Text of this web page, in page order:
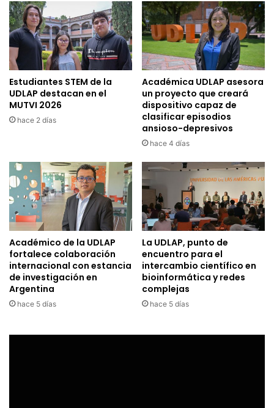
Estudiantes STEM de la
UDLAP destacan en el
MUTVI 2026
hace 2 días
Académica UDLAP asesora
un proyecto que creará
dispositivo capaz de
clasificar episodios
ansioso-depresivos
hace 4 días
Académico de la UDLAP
fortalece colaboración
internacional con estancia
de investigación en
Argentina
hace 5 días
La UDLAP, punto de
encuentro para el
intercambio científico en
bioinformática y redes
complejas
hace 5 días